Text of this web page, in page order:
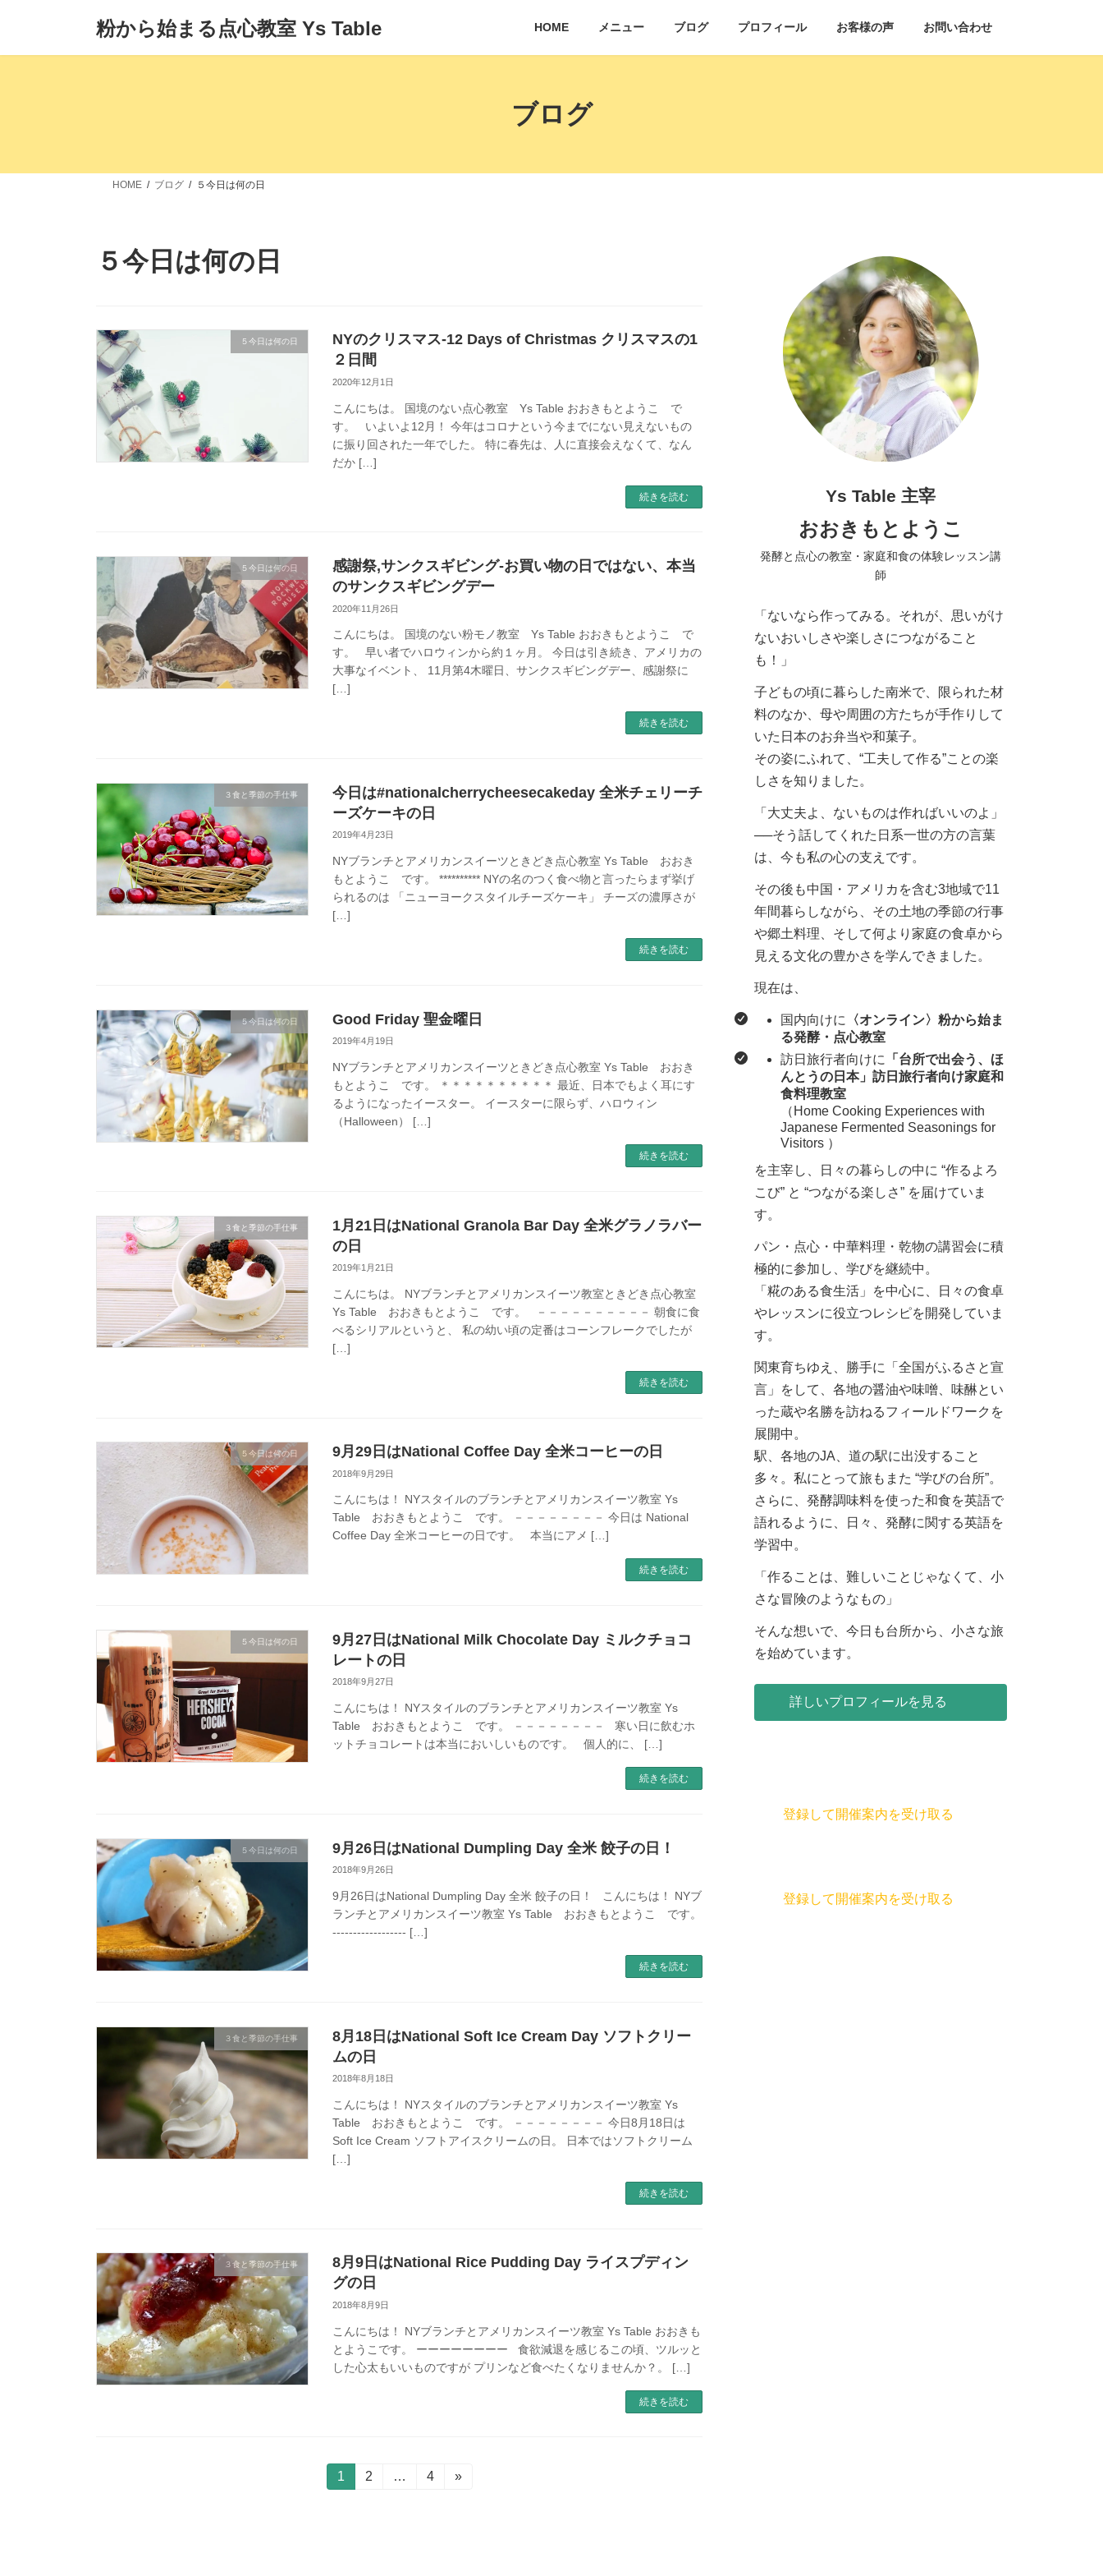
ン
ー
粉から始まる点心教室 Ys Table HOME メニュー ブログ プロフィール お客様の声 お問い合わせ
ブログ
HOME ブログ ５今日は何の日
５今日は何の日
５今日は何の日
NYのクリスマス-12 Days of Christmas クリスマスの1
２日間
2020年12月1日
こんにちは。 国境のない点心教室 Ys Table おおきもとようこ で
す。 いよいよ12月！ 今年はコロナという今までにない見えないもの
に振り回された一年でした。 特に春先は、人に直接会えなくて、なん
だか […]
続きを読む
５今日は何の日
感謝祭,サンクスギビング-お買い物の日ではない、本当
のサンクスギビングデー
2020年11月26日
こんにちは。 国境のない粉モノ教室 Ys Table おおきもとようこ で
す。 早い者でハロウィンから約１ヶ月。 今日は引き続き、アメリカの
大事なイベント、 11月第4木曜日、サンクスギビングデー、感謝祭に
[…]
続きを読む
３食と季節の手仕事
今日は#nationalcherrycheesecakeday 全米チェリーチ
ーズケーキの日
2019年4月23日
NYブランチとアメリカンスイーツときどき点心教室 Ys Table おおき
もとようこ です。 ********** NYの名のつく食べ物と言ったらまず挙げ
られるのは 「ニューヨークスタイルチーズケーキ」 チーズの濃厚さが
[…]
続きを読む
５今日は何の日 Good Friday 聖金曜日
2019年4月19日
NYブランチとアメリカンスイーツときどき点心教室 Ys Table おおき
もとようこ です。 ＊＊＊＊＊＊＊＊＊＊ 最近、日本でもよく耳にす
るようになったイースター。 イースターに限らず、ハロウィン
（Halloween） […]
続きを読む
３食と季節の手仕事
1月21日はNational Granola Bar Day 全米グラノラバー
の日
2019年1月21日
こんにちは。 NYブランチとアメリカンスイーツ教室ときどき点心教室
Ys Table おおきもとようこ です。 －－－－－－－－－－ 朝食に食
べるシリアルというと、 私の幼い頃の定番はコーンフレークでしたが
[…]
続きを読む
５今日は何の日 9月29日はNational Coffee Day 全米コーヒーの日
2018年9月29日
こんにちは！ NYスタイルのブランチとアメリカンスイーツ教室 Ys
Table おおきもとようこ です。 －－－－－－－－ 今日は National
Coffee Day 全米コーヒーの日です。 本当にアメ […]
続きを読む
５今日は何の日
9月27日はNational Milk Chocolate Day ミルクチョコ
レートの日
2018年9月27日
こんにちは！ NYスタイルのブランチとアメリカンスイーツ教室 Ys
Table おおきもとようこ です。 －－－－－－－－ 寒い日に飲むホ
ットチョコレートは本当においしいものです。 個人的に、 […]
続きを読む
５今日は何の日 9月26日はNational Dumpling Day 全米 餃子の日！
2018年9月26日
9月26日はNational Dumpling Day 全米 餃子の日！ こんにちは！ NYブ
ランチとアメリカンスイーツ教室 Ys Table おおきもとようこ です。
------------------ […]
続きを読む
３食と季節の手仕事
8月18日はNational Soft Ice Cream Day ソフトクリー
ムの日
2018年8月18日
こんにちは！ NYスタイルのブランチとアメリカンスイーツ教室 Ys
Table おおきもとようこ です。 －－－－－－－－ 今日8月18日は
Soft Ice Cream ソフトアイスクリームの日。 日本ではソフトクリーム
[…]
続きを読む
３食と季節の手仕事
8月9日はNational Rice Pudding Day ライスプディン
グの日
2018年8月9日
こんにちは！ NYブランチとアメリカンスイーツ教室 Ys Table おおきも
とようこです。 ーーーーーーーー 食欲減退を感じるこの頃、ツルッと
した心太もいいものですが プリンなど食べたくなりませんか？。 […]
続きを読む
固
定
1
固
2 …
固
4 »
Ys Table 主宰
おおきもとようこ
発酵と点心の教室・家庭和食の体験レッスン講
師
「ないなら作ってみる。それが、思いがけ
ないおいしさや楽しさにつながること
も！」
子どもの頃に暮らした南米で、限られた材
料のなか、母や周囲の方たちが手作りして
いた日本のお弁当や和菓子。
その姿にふれて、“工夫して作る”ことの楽
しさを知りました。
「大丈夫よ、ないものは作ればいいのよ」
──そう話してくれた日系一世の方の言葉
は、今も私の心の支えです。
その後も中国・アメリカを含む3地域で11
年間暮らしながら、その土地の季節の行事
や郷土料理、そして何より家庭の食卓から
見える文化の豊かさを学んできました。
現在は、
国内向けに
〈オンライン〉粉から始ま
る発酵・点心教室
訪日旅行者向けに
「台所で出会う、ほ
んとうの日本」訪日旅行者向け家庭和
食料理教室
（Home Cooking Experiences with
Japanese Fermented Seasonings for
Visitors ）
を主宰し、日々の暮らしの中に “作るよろ
こび” と “つながる楽しさ” を届けていま
す。
パン・点心・中華料理・乾物の講習会に積
極的に参加し、学びを継続中。
「糀のある食生活」を中心に、日々の食卓
やレッスンに役立つレシピを開発していま
す。
関東育ちゆえ、勝手に「全国がふるさと宣
言」をして、各地の醤油や味噌、味醂とい
った蔵や名勝を訪ねるフィールドワークを
展開中。
駅、各地のJA、道の駅に出没すること
多々。私にとって旅もまた “学びの台所”。
さらに、発酵調味料を使った和食を英語で
語れるように、日々、発酵に関する英語を
学習中。
「作ることは、難しいことじゃなくて、小
さな冒険のようなもの」
そんな想いで、今日も台所から、小さな旅
を始めています。
詳しいプロフィールを見る
登録して開催案内を受け取る
登録して開催案内を受け取る